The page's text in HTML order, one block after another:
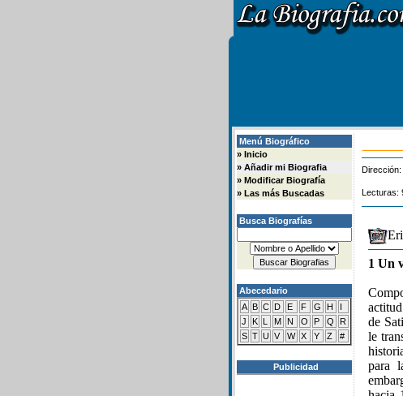
Menú Biográfico
» Inicio
» Añadir mi Biografia
» Modificar Biografía
» Las más Buscadas
Busca Biografías
Abecedario
A B C D E F G H
I
J
K L M N O P Q
R
S T U V W X Y Z #
Publicidad
Dirección:
Lecturas:
1 Un
de
le
para